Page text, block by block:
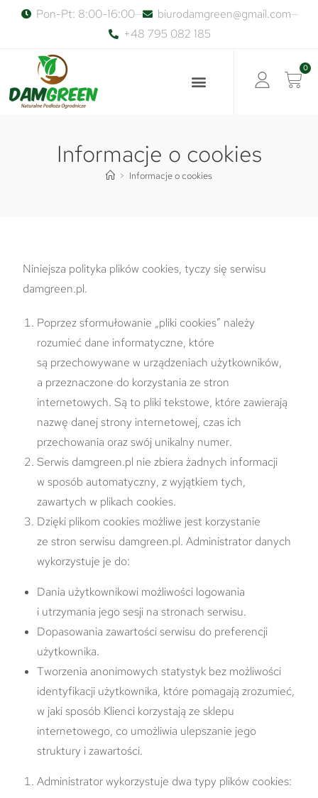
Pon-Pt: 8:00-16:00
biurodamgreen@gmail.com
+48 795 082 185
0
Informacje o cookies
> Informacje o cookies
Niniejsza polityka plików cookies, tyczy się serwisu
damgreen.pl.
Poprzez sformułowanie „pliki cookies” należy
rozumieć dane informatyczne, które
są przechowywane w urządzeniach użytkowników,
a przeznaczone do korzystania ze stron
internetowych. Są to pliki tekstowe, które zawierają
nazwę danej strony internetowej, czas ich
przechowania oraz swój unikalny numer.
Serwis damgreen.pl nie zbiera żadnych informacji
w sposób automatyczny, z wyjątkiem tych,
zawartych w plikach cookies.
Dzięki plikom cookies możliwe jest korzystanie
ze stron serwisu damgreen.pl. Administrator danych
wykorzystuje je do:
Dania użytkownikowi możliwości logowania
i utrzymania jego sesji na stronach serwisu.
Dopasowania zawartości serwisu do preferencji
użytkownika.
Tworzenia anonimowych statystyk bez możliwości
identyfikacji użytkownika, które pomagają zrozumieć,
w jaki sposób Klienci korzystają ze sklepu
internetowego, co umożliwia ulepszanie jego
struktury i zawartości.
Administrator wykorzystuje dwa typy plików cookies: